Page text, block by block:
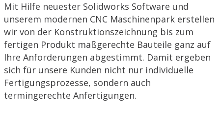
Mit Hilfe neuester Solidworks Software und
unserem modernen CNC Maschinenpark erstellen
wir von der Konstruktionszeichnung bis zum
fertigen Produkt maßgerechte Bauteile ganz auf
Ihre Anforderungen abgestimmt. Damit ergeben
sich für unsere Kunden nicht nur individuelle
Fertigungsprozesse, sondern auch
termingerechte Anfertigungen.